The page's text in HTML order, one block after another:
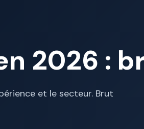
2026 :
et le secteur. Brut